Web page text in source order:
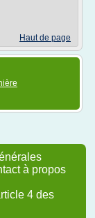
Haut de page
à propos
4 des